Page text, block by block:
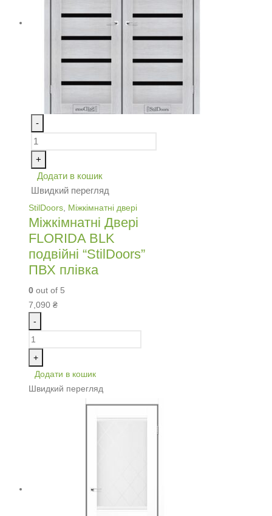
-
+
Додати в кошик
Швидкий перегляд
StilDoors Міжкімнатні двері
Міжкімнатні Двері
FLORIDA BLK
подвійні “StilDoors”
ПВХ плівка
0 out of 5
7,090 ₴
-
+
Додати в кошик
Швидкий перегляд